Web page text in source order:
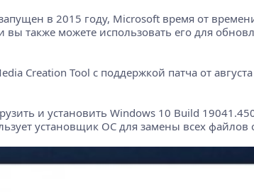
в 2015 году, Microsoft время от
и вы также можете использовать его для
Creation Tool с поддержкой патча от
и установить Windows 10 Build
установщик ОС для замены всех